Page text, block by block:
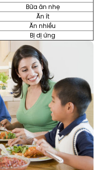
Bữa ăn nhẹ
Ăn ít
Ăn nhiều
Bị dị ứng